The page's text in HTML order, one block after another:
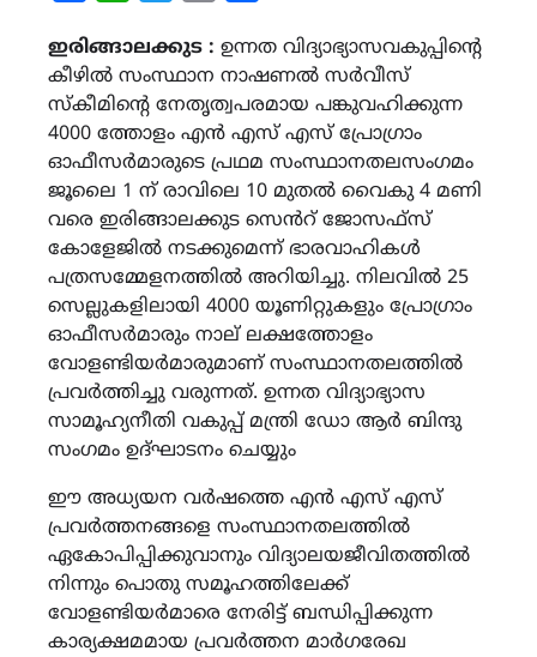
ഇരിങ്ങാലക്കുട : ഉന്നത വിദ്യാഭ്യാസവകുപ്പിൻ്റെ
കീഴിൽ സംസ്ഥാന നാഷണൽ സർവീസ്
സ്കീമിൻ്റെ നേതൃത്വപരമായ പങ്കുവഹിക്കുന്ന
4000 ത്തോളം എൻ എസ് എസ് പ്രോഗ്രാം
ഓഫീസർമാരുടെ പ്രഥമ സംസ്ഥാനതലസംഗമം
ജൂലൈ 1 ന് രാവിലെ 10 മുതൽ വൈകു 4 മണി
വരെ ഇരിങ്ങാലക്കുട സെൻറ് ജോസഫ്സ്
കോളേജിൽ നടക്കുമെന്ന് ഭാരവാഹികൾ
പത്രസമ്മേളനത്തിൽ അറിയിച്ചു. നിലവിൽ 25
സെല്ലുകളിലായി 4000 യൂണിറ്റുകളും പ്രോഗ്രാം
ഓഫീസർമാരും നാല് ലക്ഷത്തോളം
വോളണ്ടിയർമാരുമാണ് സംസ്ഥാനതലത്തിൽ
പ്രവർത്തിച്ചു വരുന്നത്. ഉന്നത വിദ്യാഭ്യാസ
സാമൂഹ്യനീതി വകുപ്പ് മന്ത്രി ഡോ ആർ ബിന്ദു
സംഗമം ഉദ്ഘാടനം ചെയ്യും
ഈ അധ്യയന വർഷത്തെ എൻ എസ് എസ്
പ്രവർത്തനങ്ങളെ സംസ്ഥാനതലത്തിൽ
ഏകോപിപ്പിക്കുവാനും വിദ്യാലയജീവിതത്തിൽ
നിന്നും പൊതു സമൂഹത്തിലേക്ക്
വോളണ്ടിയർമാരെ നേരിട്ട് ബന്ധിപ്പിക്കുന്ന
കാര്യക്ഷമമായ പ്രവർത്തന മാർഗരേഖ